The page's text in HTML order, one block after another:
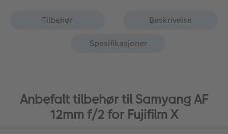
Tilbehør
Beskrivelse
Spesifikasjoner
Anbefalt tilbehør til Samyang AF
12mm f/2 for Fujifilm X